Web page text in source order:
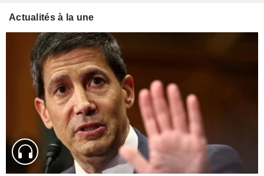
Actualités à la une